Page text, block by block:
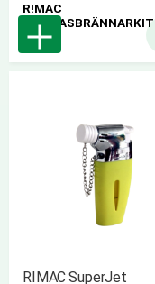
R!MAC
MAPGASBRÄNNARKIT
RIMAC SuperJet